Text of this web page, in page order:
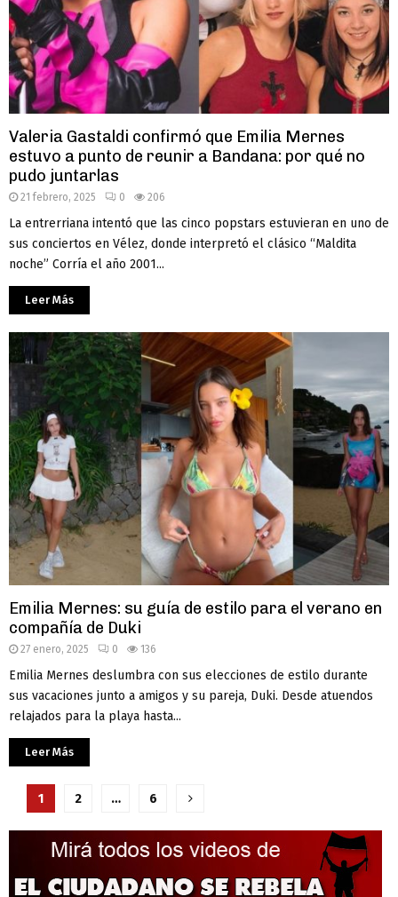
Valeria Gastaldi confirmó que Emilia Mernes
estuvo a punto de reunir a Bandana: por qué no
pudo juntarlas
21 febrero, 2025 0 206
La entrerriana intentó que las cinco popstars estuvieran en uno de
sus conciertos en Vélez, donde interpretó el clásico “Maldita
noche” Corría el año 2001...
Leer Más
Emilia Mernes: su guía de estilo para el verano en
compañía de Duki
27 enero, 2025 0 136
Emilia Mernes deslumbra con sus elecciones de estilo durante
sus vacaciones junto a amigos y su pareja, Duki. Desde atuendos
relajados para la playa hasta...
Leer Más
Paginación
de
entradas
1 2 … 6